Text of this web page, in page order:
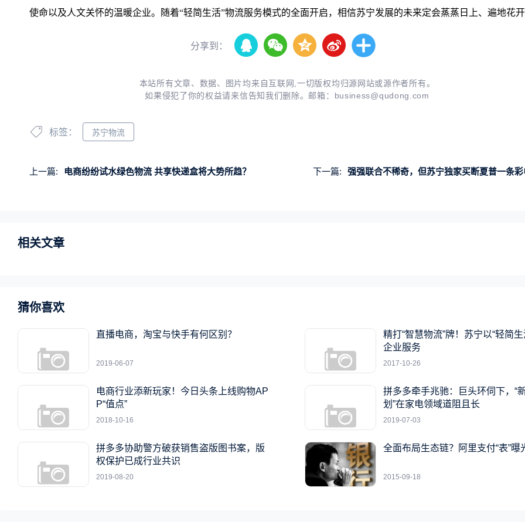
使命以及人文关怀的温暖企业。随着“轻简生活”物流服务模式的全面开启，相信苏宁发展的未来定会蒸蒸日上、遍地花
分享到：
本站所有文章、数据、图片均来自互联网,一切版权均归源网站或源作者所有。
如果侵犯了你的权益请来信告知我们删除。邮箱： business@qudong.com
标签： 苏宁物流
上一篇: 电商纷纷试水绿色物流 共享快递盒将大势所趋？ 下一篇: 强强联合不稀奇，但苏宁独家买断夏普一条彩电生
相关文章
猜你喜欢
直播电商，淘宝与快手有何区别？
2019-06-07
精打“智慧物流”牌！苏宁以“轻简生
企业服务
2017-10-26
电商行业添新玩家！今日头条上线购物AP
P“值点”
2018-10-16
拼多多牵手兆驰：巨头环伺下，“
划”在家电领域道阻且长
2019-07-03
拼多多协助警方破获销售盗版图书案，版
权保护已成行业共识
2019-08-20
全面布局生态链？阿里支付“表”曝
2015-09-18